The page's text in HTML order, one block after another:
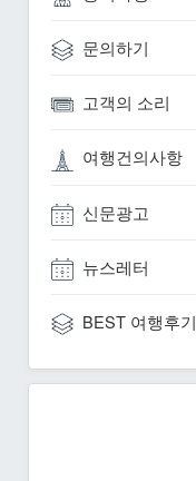
문의하기
고객의 소리
여행건의사항
신문광고
뉴스레터
BEST 여행후기